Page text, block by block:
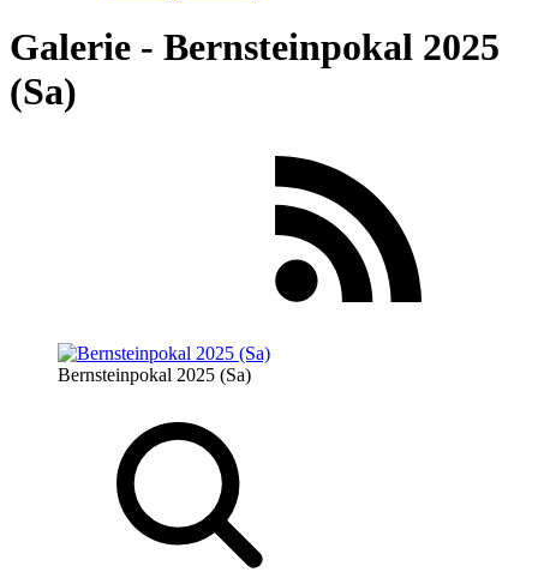
Galerie - Bernsteinpokal 2025
(Sa)
Bernsteinpokal 2025 (Sa)